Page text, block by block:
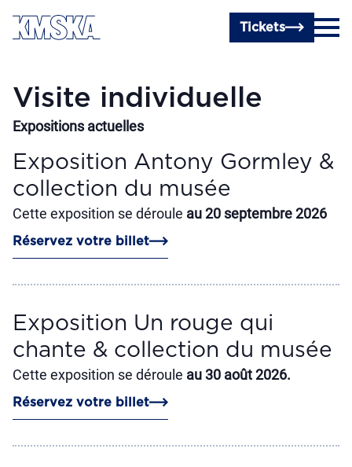
Passer au contenu principal
Tickets
Visite individuelle
Expositions actuelles
Exposition Antony Gormley &
collection du musée
Cette exposition se déroule au 20 septembre 2026
Réservez votre billet
Exposition Un rouge qui
chante & collection du musée
Cette exposition se déroule au 30 août 2026.
Réservez votre billet